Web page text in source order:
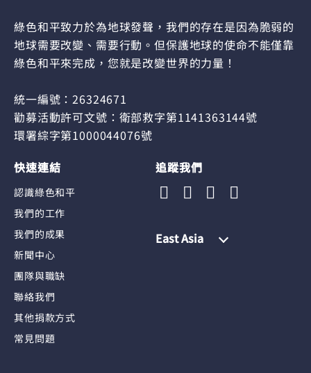
綠色和平致力於為地球發聲，我們的存在是因為脆弱的
地球需要改變、需要行動。但保護地球的使命不能僅靠
綠色和平來完成，您就是改變世界的力量！
統一編號：26324671
勸募活動許可文號：衛部救字第1141363144號
環署綜字第1000044076號
快速連結
認識綠色和平
我們的工作
我們的成果
新聞中心
團隊與職缺
聯絡我們
其他捐款方式
常見問題
追蹤我們
East Asia